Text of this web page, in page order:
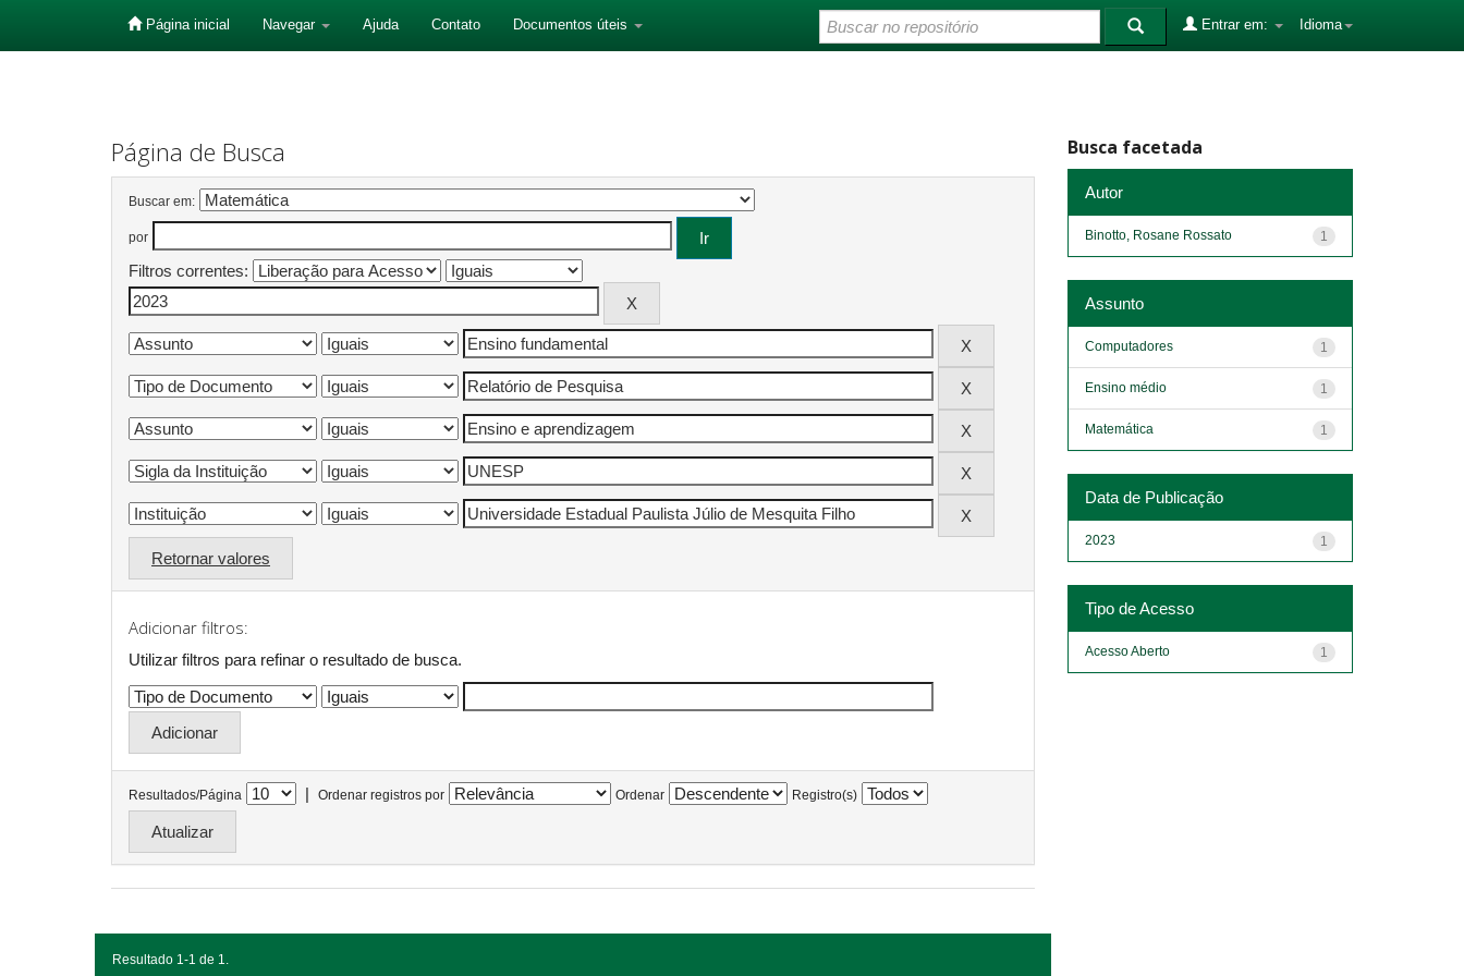
Página inicial Navegar Ajuda Contato Documentos úteis Idioma
Entrar em:
Página de Busca
Buscar em:
por
Filtros correntes:
Retornar valores
Adicionar filtros:
Utilizar filtros para refinar o resultado de busca.
Resultados/Página | Ordenar registros por Ordenar Registro(s)
Resultado 1-1 de 1.
Busca facetada
Autor
1
Binotto, Rosane Rossato
Assunto
1
Computadores
1
Ensino médio
1
Matemática
Data de Publicação
1
2023
Tipo de Acesso
1
Acesso Aberto